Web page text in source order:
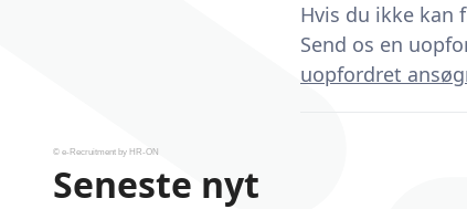
Hvis du ikke kan
Send os en
uopfordret
© e-Recruitment by HR-ON
Seneste nyt